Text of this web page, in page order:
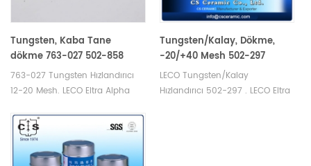
Tungsten, Kaba Tane
dökme 763-027 502-858
763-027 Tungsten Hızlandırıcı
12-20 Mesh. LECO Eltra Alpha
Üreticisi .
Tungsten/Kalay, Dökme,
-20/+40 Mesh 502-297
LECO Tungsten/Kalay
Hızlandırıcı 502-297 . LECO Eltra